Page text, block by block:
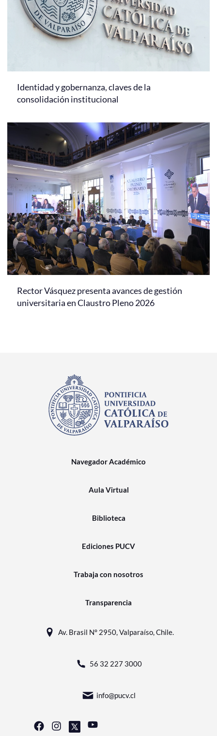
Identidad y gobernanza, claves de la
consolidación institucional
Rector Vásquez presenta avances de gestión
universitaria en Claustro Pleno 2026
Navegador Académico
Aula Virtual
Biblioteca
Ediciones PUCV
Trabaja con nosotros
Transparencia
Av. Brasil N° 2950, Valparaíso, Chile.
56 32 227 3000
info@pucv.cl